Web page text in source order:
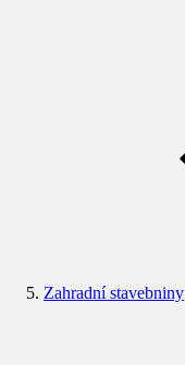
Zahradní stavebniny